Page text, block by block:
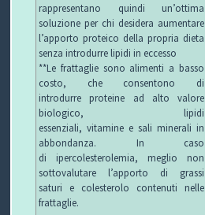
rappresentano quindi un’ottima
soluzione per chi desidera aumentare
l’apporto proteico della propria dieta
senza introdurre lipidi in eccesso
**Le frattaglie sono alimenti a basso
costo, che consentono di
introdurre proteine ad alto valore
biologico, lipidi
essenziali, vitamine e sali minerali in
abbondanza. In caso
di ipercolesterolemia, meglio non
sottovalutare l’apporto di grassi
saturi e colesterolo contenuti nelle
frattaglie.